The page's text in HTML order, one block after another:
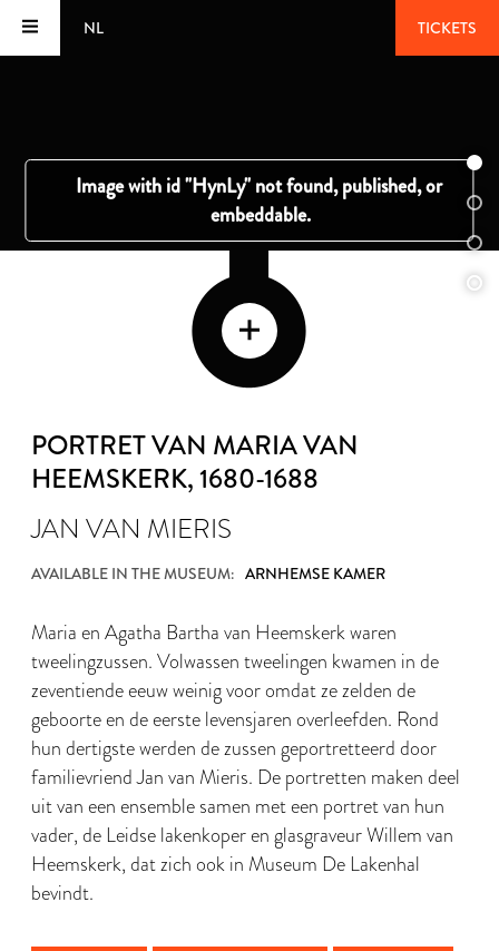
NL TICKETS
PORTRET VAN MARIA VAN
HEEMSKERK, 1680-1688
JAN VAN MIERIS
AVAILABLE IN THE MUSEUM: ARNHEMSE KAMER
Maria en Agatha Bartha van Heemskerk waren
tweelingzussen. Volwassen tweelingen kwamen in de
zeventiende eeuw weinig voor omdat ze zelden de
geboorte en de eerste levensjaren overleefden. Rond
hun dertigste werden de zussen geportretteerd door
familievriend Jan van Mieris. De portretten maken deel
uit van een ensemble samen met een portret van hun
vader, de Leidse lakenkoper en glasgraveur Willem van
Heemskerk, dat zich ook in Museum De Lakenhal
bevindt.